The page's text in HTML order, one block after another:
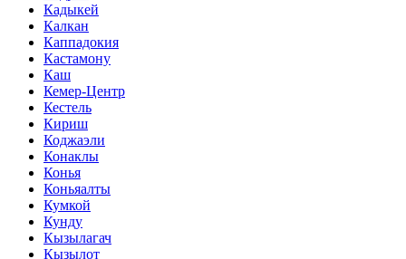
Кадыкей
Калкан
Каппадокия
Кастамону
Каш
Кемер-Центр
Кестель
Кириш
Коджаэли
Конаклы
Конья
Коньяалты
Кумкой
Кунду
Кызылагач
Кызылот